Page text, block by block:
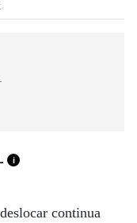
i
continua